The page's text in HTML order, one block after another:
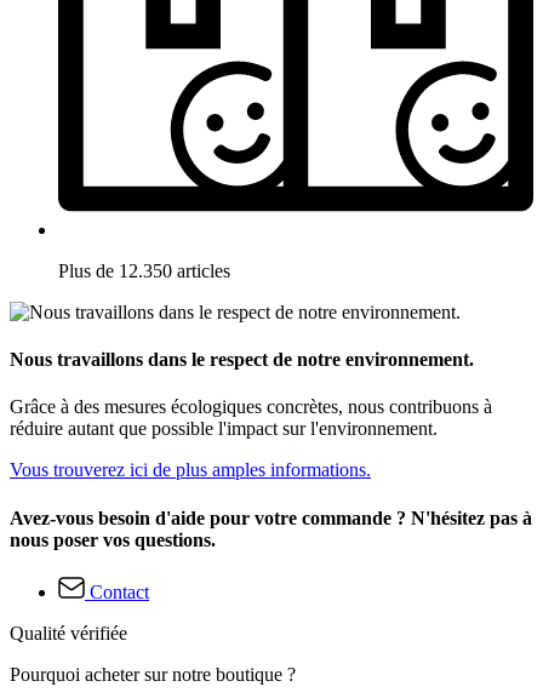
Plus de 12.350 articles
Nous travaillons dans le respect de notre environnement.
Grâce à des mesures écologiques concrètes, nous contribuons à
réduire autant que possible l'impact sur l'environnement.
Vous trouverez ici de plus amples informations.
Avez-vous besoin d'aide pour votre commande ? N'hésitez pas à
nous poser vos questions.
Contact
Qualité vérifiée
Pourquoi acheter sur notre boutique ?